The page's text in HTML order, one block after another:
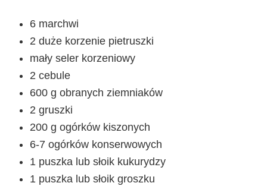
6 marchwi
2 duże korzenie pietruszki
mały seler korzeniowy
2 cebule
600 g obranych ziemniaków
2 gruszki
200 g ogórków kiszonych
6-7 ogórków konserwowych
1 puszka lub słoik kukurydzy
1 puszka lub słoik groszku